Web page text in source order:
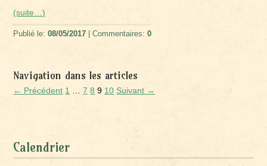
(suite…)
Publié le:08/05/2017 | Commentaires:0
Navigation dans les articles
← Précédent 1 … 7 8 9 10 Suivant →
Calendrier